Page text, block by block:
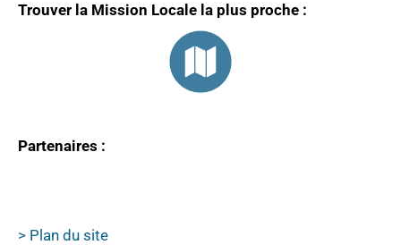
Trouver la Mission Locale la plus proche :
Partenaires :
> Plan du site